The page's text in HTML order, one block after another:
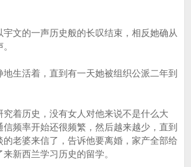
宇文的一声历史般的长叹结束，相反她确从
生活着，直到有一天她被组织公派二年到
究着历史，没有女人对他来说不是什么大
频率开始还很频繁，然后越来越少，直到
的老婆来信了，告诉他要离婚，家产全部给
新西兰学习历史的留学。